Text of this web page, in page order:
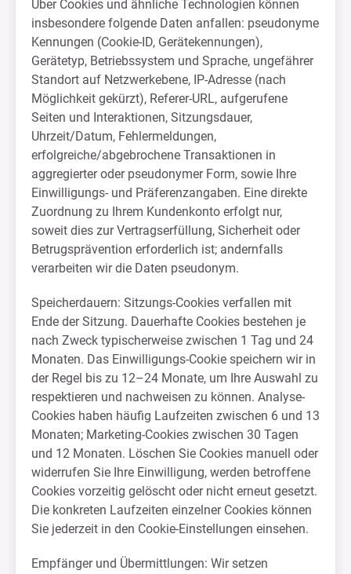
Über Cookies und ähnliche Technologien können
insbesondere folgende Daten anfallen: pseudonyme
Kennungen (Cookie-ID, Gerätekennungen),
Gerätetyp, Betriebssystem und Sprache, ungefährer
Standort auf Netzwerkebene, IP-Adresse (nach
Möglichkeit gekürzt), Referer-URL, aufgerufene
Seiten und Interaktionen, Sitzungsdauer,
Uhrzeit/Datum, Fehlermeldungen,
erfolgreiche/abgebrochene Transaktionen in
aggregierter oder pseudonymer Form, sowie Ihre
Einwilligungs- und Präferenzangaben. Eine direkte
Zuordnung zu Ihrem Kundenkonto erfolgt nur,
soweit dies zur Vertragserfüllung, Sicherheit oder
Betrugsprävention erforderlich ist; andernfalls
verarbeiten wir die Daten pseudonym.
Speicherdauern: Sitzungs-Cookies verfallen mit
Ende der Sitzung. Dauerhafte Cookies bestehen je
nach Zweck typischerweise zwischen 1 Tag und 24
Monaten. Das Einwilligungs-Cookie speichern wir in
der Regel bis zu 12–24 Monate, um Ihre Auswahl zu
respektieren und nachweisen zu können. Analyse-
Cookies haben häufig Laufzeiten zwischen 6 und 13
Monaten; Marketing-Cookies zwischen 30 Tagen
und 12 Monaten. Löschen Sie Cookies manuell oder
widerrufen Sie Ihre Einwilligung, werden betroffene
Cookies vorzeitig gelöscht oder nicht erneut gesetzt.
Die konkreten Laufzeiten einzelner Cookies können
Sie jederzeit in den Cookie-Einstellungen einsehen.
Empfänger und Übermittlungen: Wir setzen